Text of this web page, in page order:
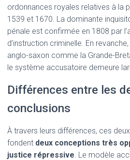
ordonnances royales relatives à la
1539 et 1670. La dominante
pénale est confirmée en 1808 par
d’instruction criminelle. En
anglo-saxon comme la Grande-
le système accusatoire demeure
Différences entre les
conclusions
À travers leurs différences, ces
fondent deux conceptions très
justice répressive. Le modèle